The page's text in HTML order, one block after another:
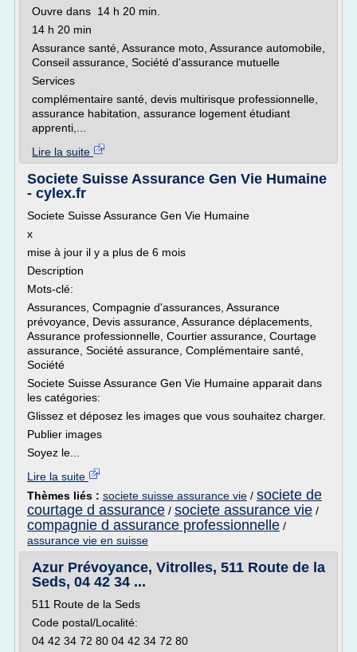
Ouvre dans 14 h 20 min.
14 h 20 min
Assurance santé, Assurance moto, Assurance automobile,
Conseil assurance, Société d'assurance mutuelle
Services
complémentaire santé, devis multirisque professionnelle,
assurance habitation, assurance logement étudiant
apprenti,...
Lire la suite
Societe Suisse Assurance Gen Vie Humaine
- cylex.fr
Societe Suisse Assurance Gen Vie Humaine
x
mise à jour il y a plus de 6 mois
Description
Mots-clé:
Assurances, Compagnie d'assurances, Assurance
prévoyance, Devis assurance, Assurance déplacements,
Assurance professionnelle, Courtier assurance, Courtage
assurance, Société assurance, Complémentaire santé,
Société
Societe Suisse Assurance Gen Vie Humaine apparait dans
les catégories:
Glissez et déposez les images que vous souhaitez charger.
Publier images
Soyez le...
Lire la suite
Thèmes liés : societe suisse assurance vie / societe de
courtage d assurance / societe assurance vie /
compagnie d assurance professionnelle /
assurance vie en suisse
Azur Prévoyance, Vitrolles, 511 Route de la
Seds, 04 42 34 ...
511 Route de la Seds
Code postal/Localité:
04 42 34 72 80 04 42 34 72 80